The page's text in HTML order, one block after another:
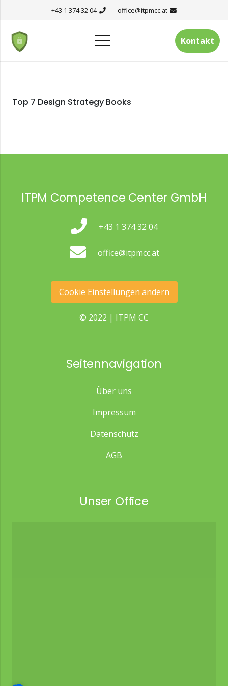
+43 1 374 32 04 office@itpmcc.at
Kontakt
Top 7 Design Strategy Books
ITPM Competence Center GmbH
+43 1 374 32 04
office@itpmcc.at
Cookie Einstellungen ändern
© 2022 | ITPM CC
Seitennavigation
Über uns
Impressum
Datenschutz
AGB
Unser Office